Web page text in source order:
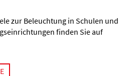
zur Beleuchtung in Schulen und
finden Sie auf